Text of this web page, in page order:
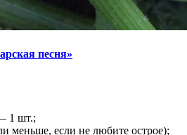
песня»
1 шт.;
меньше, если не любите острое);